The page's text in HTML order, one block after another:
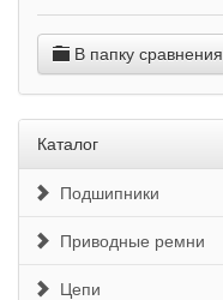
В папку сравнения
Каталог
Подшипники
Приводные ремни
Цепи